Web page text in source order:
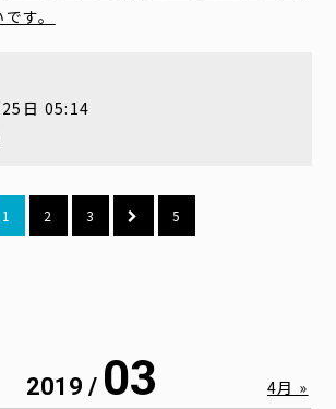
す。
日 05:14
1 2 3 5
2019 / 03 4月 »